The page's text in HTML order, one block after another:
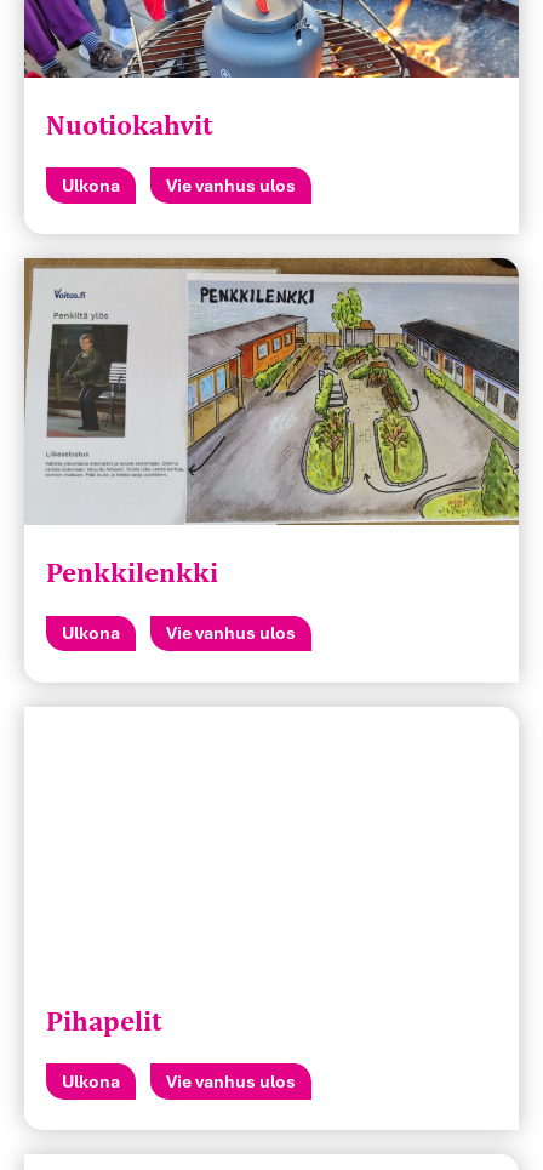
Nuotiokahvit
Ulkona Vie vanhus ulos
Penkkilenkki
Ulkona Vie vanhus ulos
Pihapelit
Ulkona Vie vanhus ulos